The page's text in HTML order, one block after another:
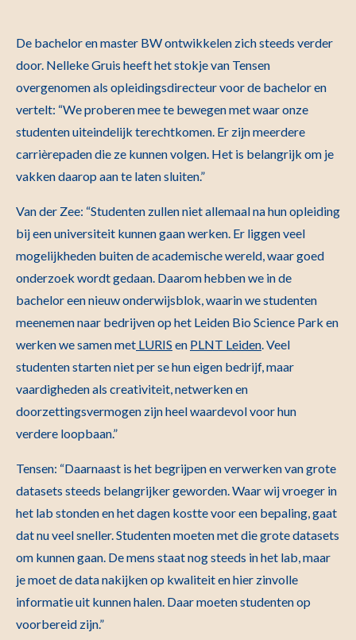
De bachelor en master BW ontwikkelen zich steeds verder
door. Nelleke Gruis heeft het stokje van Tensen
overgenomen als opleidingsdirecteur voor de bachelor en
vertelt: “We proberen mee te bewegen met waar onze
studenten uiteindelijk terechtkomen. Er zijn meerdere
carrièrepaden die ze kunnen volgen. Het is belangrijk om je
vakken daarop aan te laten sluiten.”
Van der Zee: “Studenten zullen niet allemaal na hun opleiding
bij een universiteit kunnen gaan werken. Er liggen veel
mogelijkheden buiten de academische wereld, waar goed
onderzoek wordt gedaan. Daarom hebben we in de
bachelor een nieuw onderwijsblok, waarin we studenten
meenemen naar bedrijven op het Leiden Bio Science Park en
werken we samen met LURIS en PLNT Leiden. Veel
studenten starten niet per se hun eigen bedrijf, maar
vaardigheden als creativiteit, netwerken en
doorzettingsvermogen zijn heel waardevol voor hun
verdere loopbaan.”
Tensen: “Daarnaast is het begrijpen en verwerken van grote
datasets steeds belangrijker geworden. Waar wij vroeger in
het lab stonden en het dagen kostte voor een bepaling, gaat
dat nu veel sneller. Studenten moeten met die grote datasets
om kunnen gaan. De mens staat nog steeds in het lab, maar
je moet de data nakijken op kwaliteit en hier zinvolle
informatie uit kunnen halen. Daar moeten studenten op
voorbereid zijn.”